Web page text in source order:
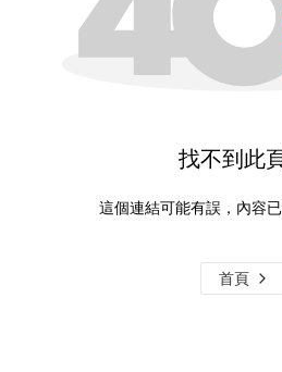
找不到此
這個連結可能有誤，內容已
首頁